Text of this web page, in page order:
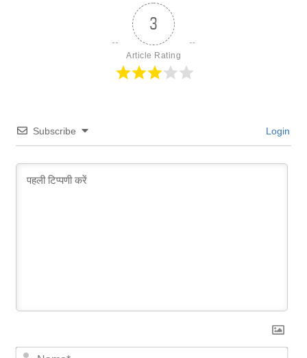
3
Article Rating
Subscribe Login
N